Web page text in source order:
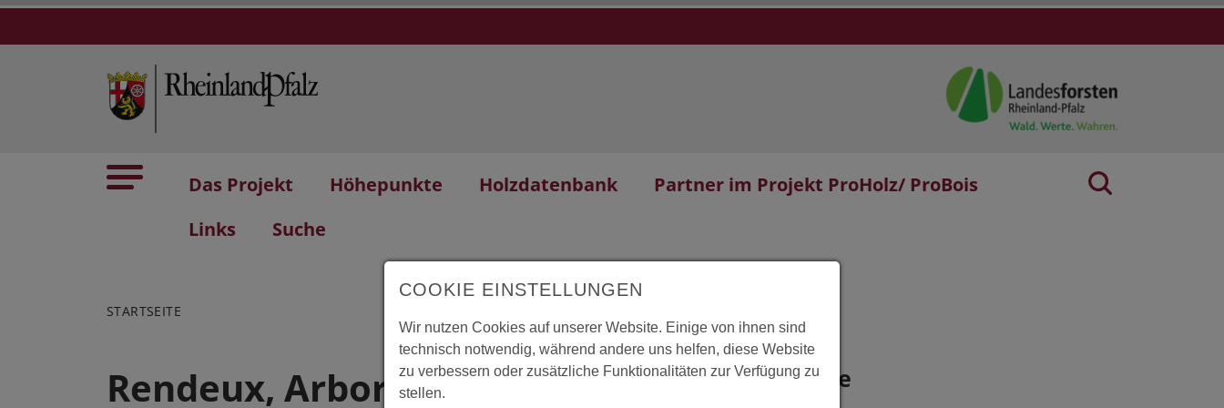
Das Projekt Höhepunkte Holzdatenbank
Partner im Projekt ProHolz/ ProBois
Links
Suche
STARTSEITE
Rendeux, Arboretum Lenoir Lage
COOKIE EINSTELLUNGEN
Wir nutzen Cookies auf unserer Website. Einige von ihnen sind
technisch notwendig, während andere uns helfen, diese Website
zu verbessern oder zusätzliche Funktionalitäten zur Verfügung zu
stellen.